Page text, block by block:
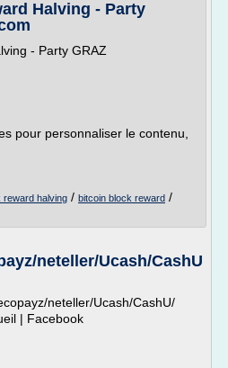
Halving - Party
- Party GRAZ
pour personnaliser le contenu,
reward halving / bitcoin block reward /
neteller/Ucash/CashU
neteller/Ucash/CashU/
| Facebook